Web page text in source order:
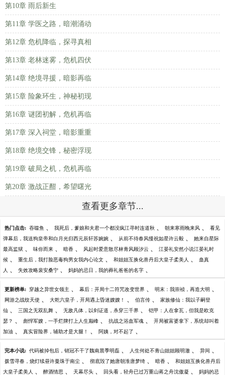
第10章 雨后新生
第11章 学医之路，暗潮涌动
第12章 危机降临，探寻真相
第13章 老林迷雾，危机四伏
第14章 绝境寻援，暗影再临
第15章 险象环生，神秘初现
第16章 谜团初解，危机再临
第17章 深入祠堂，暗影重重
第18章 绝境交锋，秘密浮现
第19章 破局之机，危机再临
第20章 激战正酣，希望曙光
查看更多章节...
热门点击: 吞噬鱼 、 我死后，爹娘和夫君一个都没疯江寻时连道秋 、 朝来寒雨晚来风 、 看见
弹幕后，我送狗皇帝和白月光归西元辰轩苏婉婉 、 从前不待春风慢祝如星许云毅 、 她来自星际
最高监狱 、 味你而来 、 暗香 、 风起时爱意散尽林青风顾汐云 、 江晏礼安然小说江晏礼时
候 、 重生后，我打脸恶毒狗男女我内心论文 、 和姐姐互换化兽丹后大皇子柔美人 、 蛊真
人 、 失效攻略裴安桑宁 、 妈妈的忌日，我的葬礼爸爸的名字 、
更新榜单: 穿越之异世女领主 、 幕后：开局十二符咒改变世界 、 明末：我崇祯，再造大明 、
网游之战纹天使 、 大乾六皇子，开局遇上昏迷嫂嫂！ 、 伯言传 、 家族修仙：我以子嗣登
仙 、 三国之无双乱舞 、 无敌凡体，以剑证道，杀穿三千界 、 铠甲：人在拿瓦，但我是欧克
瑟？ 、 彪悍军嫂，一手烂牌打上人生巅峰 、 抗战之浴血军魂 、 开局被富婆拿下，系统却叫着
加油 、 真实冒险界，辅助才是大腿！ 、 阿姨，对不起了 、
完本小说: 代码被掉包后，销冠不干了魏南晨季明磊 、 人生何处不青山姐姐顾明澈 、 异间 、
拨雪寻春，烧灯续昼许曼珠于南尘 、 彻底毁了她唐朝淮唐梦绮 、 暗香 、 和姐姐互换化兽丹后
大皇子柔美人 、 醉酒情思 、 天幕尽头 、 回头看，轻舟已过万重山蒋之舟沈傲凝 、 妈妈的忌